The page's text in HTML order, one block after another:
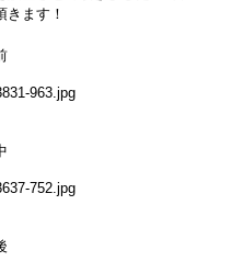
きます！